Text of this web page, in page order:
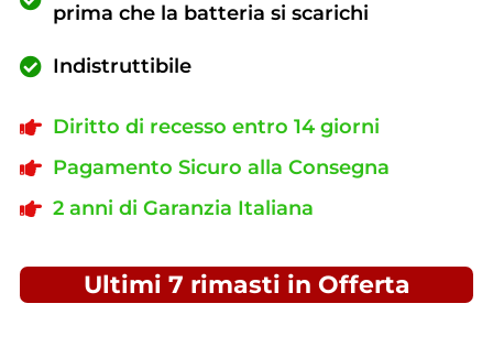
prima che la batteria si scarichi
Indistruttibile
Diritto di recesso entro 14 giorni
Pagamento Sicuro alla Consegna
2 anni di Garanzia Italiana
Ultimi 7 rimasti in Offerta